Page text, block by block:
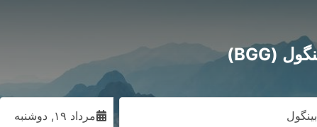
بینگول مرداد ۱۹, دوشنبه